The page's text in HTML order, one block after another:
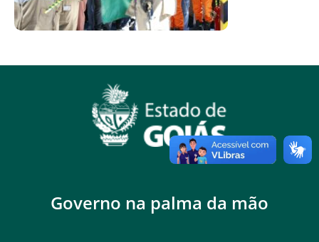
Governo na palma da mão